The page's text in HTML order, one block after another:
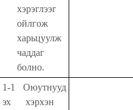
хэрэглээг
ойлгож
харьцуулж
чаддаг
болно.
1-1 Оюутнууд
эх хэрхэн